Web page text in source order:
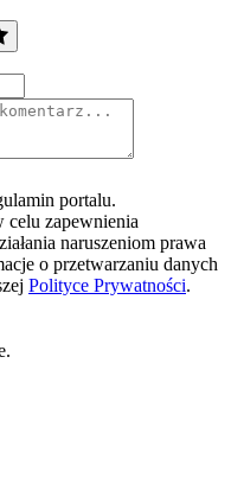
portalu.
celu zapewnienia
naruszeniom prawa
o przetwarzaniu danych
Polityce Prywatności.